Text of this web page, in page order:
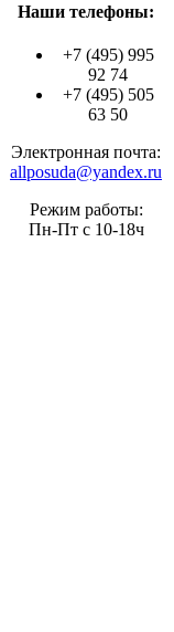
Наши телефоны:
+7 (495) 995
92 74
+7 (495) 505
63 50
Электронная почта:
allposuda@yandex.ru
Режим работы:
Пн-Пт с 10-18ч